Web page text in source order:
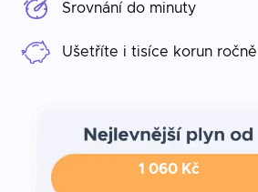
Srovnání do minuty
Ušetříte i tisíce korun ročně
1 060 Kč